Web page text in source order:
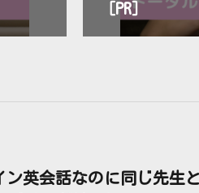
［PR］
ン英会話なのに同じ先生